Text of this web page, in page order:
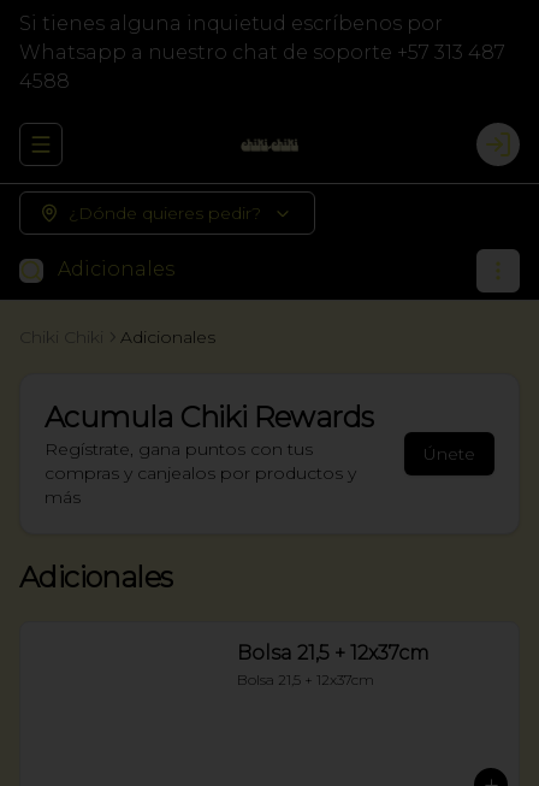
Si tienes alguna inquietud escríbenos por
Whatsapp a nuestro chat de soporte +57 313 487
4588
Abrir menu de navegación
¿Dónde quieres pedir?
Adicionales
Chiki Chiki Adicionales
Acumula Chiki Rewards
Regístrate, gana puntos con tus
compras y canjealos por productos y
más
Únete
Adicionales
Bolsa 21,5 + 12x37cm
Bolsa 21,5 + 12x37cm